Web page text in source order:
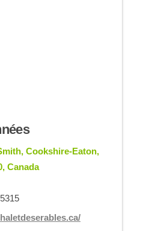
Cookshire-Eaton,
Canada